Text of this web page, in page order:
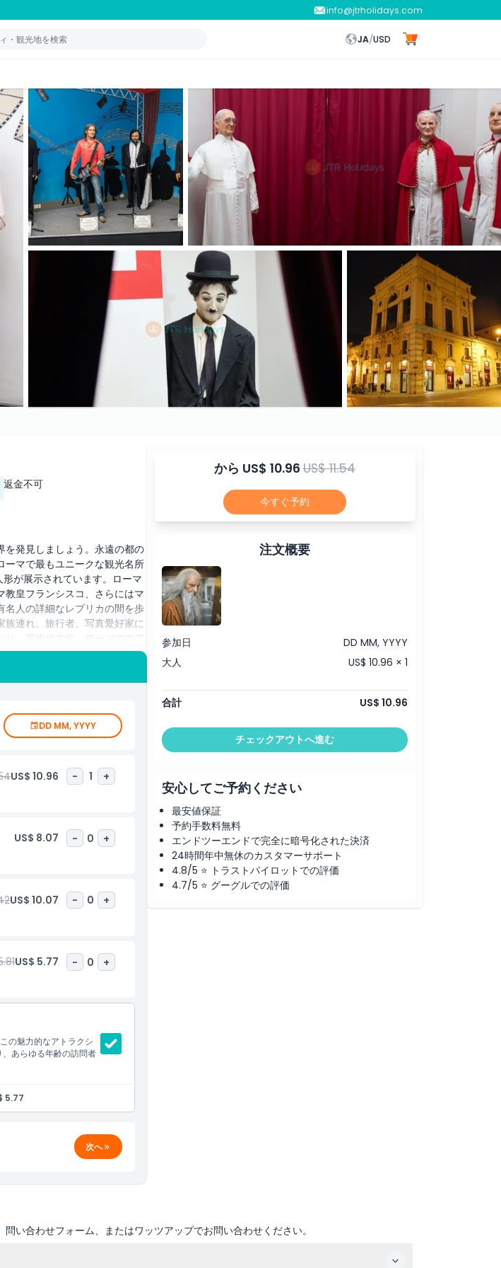
info@jtrholidays.com
JA/USD
返金不可
を発見しましょう。永遠の都の
マで最もユニークな観光名所
が展示されています。ローマ
皇フランシスコ、さらにはマ
名人の詳細なレプリカの間を歩
族連れ、旅行者、写真愛好家に
、芸術や文化、ローマでのア
室やインタラクティブな展示も
確実な入場を求めるなら、
に、ローマで最も興味深く家族
DD MM, YYYY
US$ 10.96 - 1 +
US$ 8.07 - 0 +
US$ 10.07 - 0 +
US$ 5.77 - 0 +
の魅力的なアトラクシ
あらゆる年齢の訪問者
5.77
次へ
から US$ 10.96US$ 11.54
今すぐ予約
注文概要
参加日
DD MM, YYYY
大人
US$ 10.96 × 1
合計 US$ 10.96
チェックアウトへ進む
安心してご予約ください
最安値保証
予約手数料無料
エンドツーエンドで完全に暗号化された決済
24時間年中無休のカスタマーサポート
4.8/5 ⭐ トラストパイロットでの評価
4.7/5 ⭐ グーグルでの評価
い合わせフォーム、またはワッツアップでお問い合わせください。